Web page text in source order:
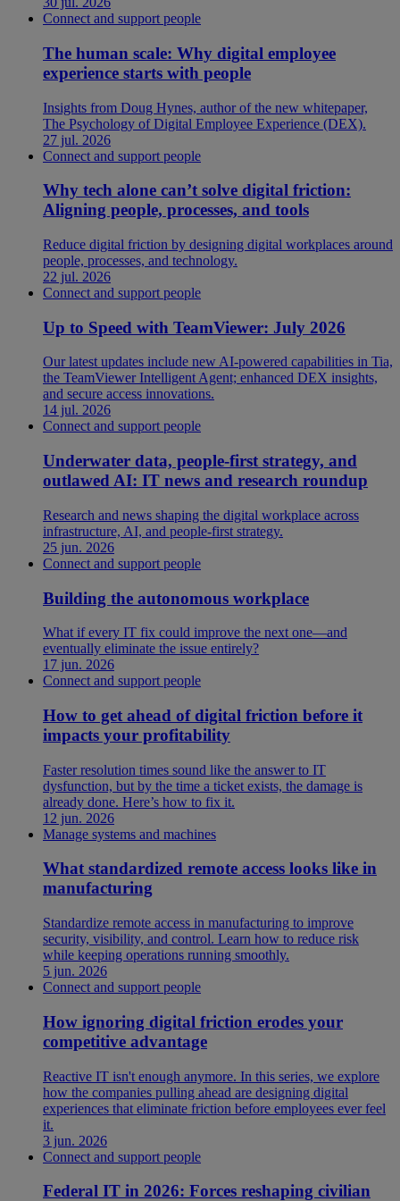
Connect and support people
The human scale: Why digital employee
experience starts with people
Insights from Doug Hynes, author of the new whitepaper,
The Psychology of Digital Employee Experience (DEX).
27 jul. 2026
Connect and support people
Why tech alone can’t solve digital friction:
Aligning people, processes, and tools
Reduce digital friction by designing digital workplaces around
people, processes, and technology.
22 jul. 2026
Connect and support people
Up to Speed with TeamViewer: July 2026
Our latest updates include new AI-powered capabilities in Tia,
the TeamViewer Intelligent Agent; enhanced DEX insights,
and secure access innovations.
14 jul. 2026
Connect and support people
Underwater data, people-first strategy, and
outlawed AI: IT news and research roundup
Research and news shaping the digital workplace across
infrastructure, AI, and people-first strategy.
25 jun. 2026
Connect and support people
Building the autonomous workplace
What if every IT fix could improve the next one—and
eventually eliminate the issue entirely?
17 jun. 2026
Connect and support people
How to get ahead of digital friction before it
impacts your profitability
Faster resolution times sound like the answer to IT
dysfunction, but by the time a ticket exists, the damage is
already done. Here’s how to fix it.
12 jun. 2026
Manage systems and machines
What standardized remote access looks like in
manufacturing
Standardize remote access in manufacturing to improve
security, visibility, and control. Learn how to reduce risk
while keeping operations running smoothly.
5 jun. 2026
Connect and support people
How ignoring digital friction erodes your
competitive advantage
Reactive IT isn't enough anymore. In this series, we explore
how the companies pulling ahead are designing digital
experiences that eliminate friction before employees ever feel
it.
3 jun. 2026
Connect and support people
Federal IT in 2026: Forces reshaping civilian